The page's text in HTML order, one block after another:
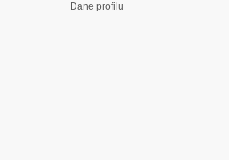
Dane profilu